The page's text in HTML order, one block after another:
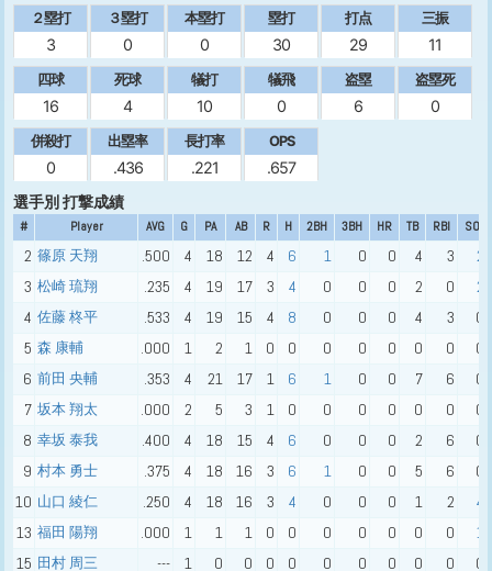
２塁打
3
３塁打
0
本塁打
0
塁打
30
打点
29
三振
11
四球
16
死球
4
犠打
10
犠飛
0
盗塁
6
盗塁死
0
併殺打
0
出塁率
.436
長打率
.221
OPS
.657
選手別 打撃成績
# Player AVG G PA AB R H 2BH 3BH HR TB RBI SO
2 篠原 天翔 .500 4 18 12 4 6 1 0 0 4 3
2
3 松崎 琉翔 .235 4 19 17 3 4 0 0 0 2 0
2
4 佐藤 柊平 .533 4 19 15 4 8 0 0 0 4 3
0
5 森 康輔 .000 1 2 1 0 0 0 0 0 0 0
0
6 前田 央輔 .353 4 21 17 1 6 1 0 0 7 6
0
7 坂本 翔太 .000 2 5 3 1 0 0 0 0 0 0
0
8 幸坂 泰我 .400 4 18 15 4 6 0 0 0 2 6
0
9 村本 勇士 .375 4 18 16 3 6 1 0 0 5 6
0
10 山口 綾仁 .250 4 18 16 3 4 0 0 0 1 2
4
13 福田 陽翔 .000 1 1 1 0 0 0 0 0 0 0
1
15 田村 周三 --- 1 0 0 0 0 0 0 0 0 0
0